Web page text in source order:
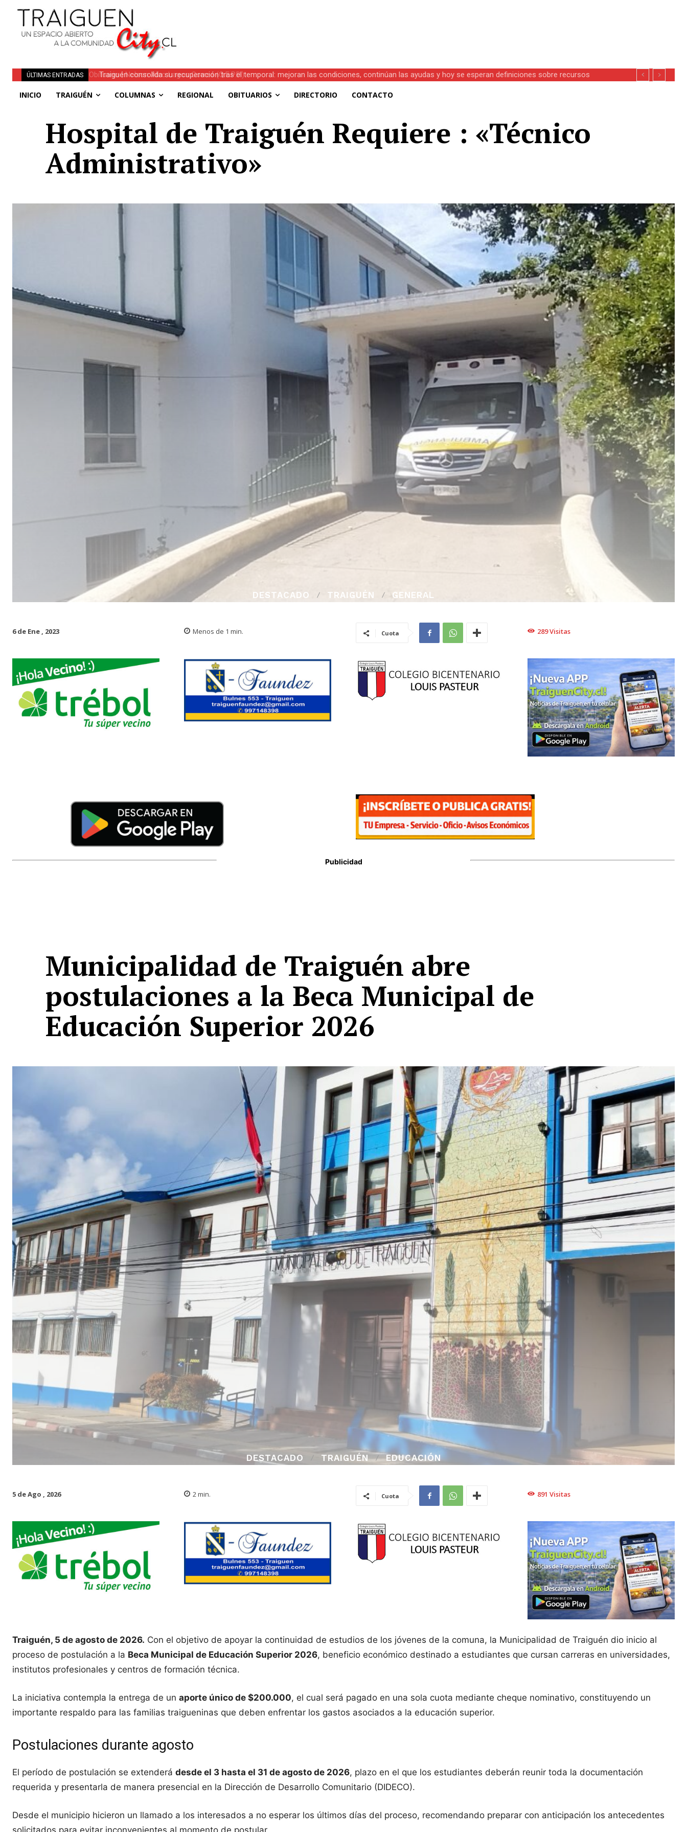
ÚLTIMAS ENTRADAS
Traiguén consolida su recuperación tras el temporal: mejoran las condiciones, continúan las ayudas y hoy se esperan definiciones sobre recursos
INICIO TRAIGUÉN COLUMNAS REGIONAL OBITUARIOS DIRECTORIO CONTACTO
Hospital de Traiguén Requiere : «Técnico
Administrativo»
DESTACADO TRAIGUÉN GENERAL
6 de Ene , 2023 Menos de 1 min. Cuota 289Visitas
Publicidad